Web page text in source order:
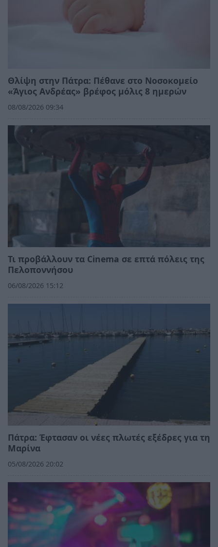
Θλίψη στην Πάτρα: Πέθανε στο Νοσοκομείο
«Άγιος Ανδρέας» βρέφος μόλις 8 ημερών
08/08/2026 09:34
Τι προβάλλουν τα Cinema σε επτά πόλεις της
Πελοποννήσου
06/08/2026 15:12
Πάτρα: Έφτασαν οι νέες πλωτές εξέδρες για τη
Μαρίνα
05/08/2026 20:02